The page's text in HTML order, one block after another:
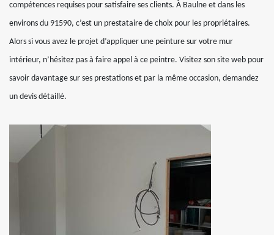
compétences requises pour satisfaire ses clients. À Baulne et dans les
environs du 91590, c’est un prestataire de choix pour les propriétaires.
Alors si vous avez le projet d’appliquer une peinture sur votre mur
intérieur, n’hésitez pas à faire appel à ce peintre. Visitez son site web pour
savoir davantage sur ses prestations et par la même occasion, demandez
un devis détaillé.